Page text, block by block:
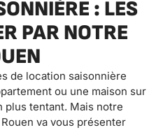
: LES
PAR NOTRE
de location saisonnière
ou une maison sur
plus tentant. Mais notre
va vous présenter